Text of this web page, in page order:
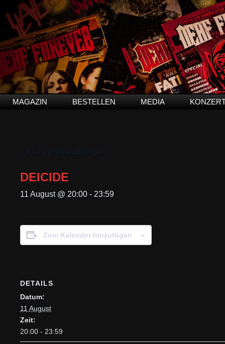
MAGAZIN BESTELLEN MEDIA
« Alle Veranstaltungen
DEICIDE
11 August @ 20:00 - 23:59
Zum Kalender hinzufügen
DETAILS
Datum:
11 August
Zeit:
20:00 - 23:59